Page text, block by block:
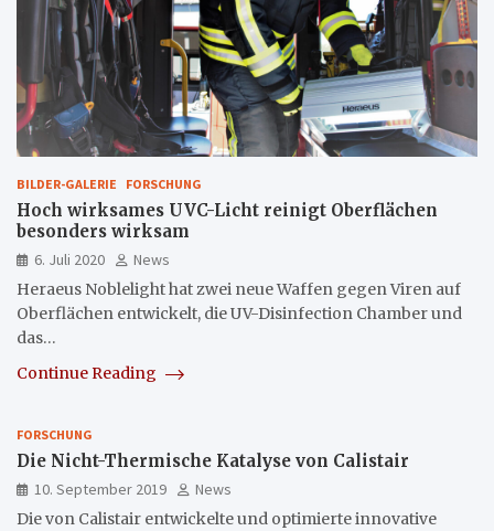
BILDER-GALERIE FORSCHUNG
Hoch wirksames UVC-Licht reinigt Oberflächen
besonders wirksam
6. Juli 2020
News
Heraeus Noblelight hat zwei neue Waffen gegen Viren auf
Oberflächen entwickelt, die UV-Disinfection Chamber und
das…
Continue Reading
FORSCHUNG
Die Nicht-Thermische Katalyse von Calistair
10. September 2019
News
Die von Calistair entwickelte und optimierte innovative